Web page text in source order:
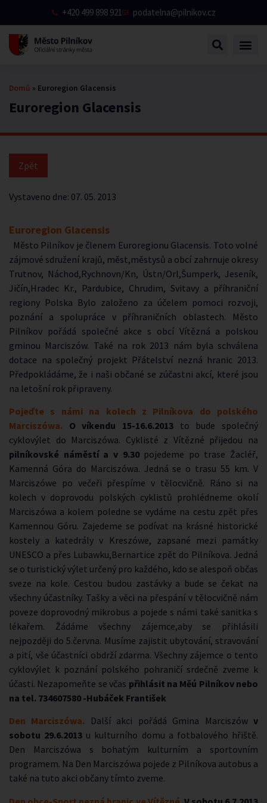
+420 499 898 921 podatelna@pilnikov.cz
Euroregion Glacensis
Domů » Euroregion Glacensis
Vystaveno dne: 07. 05. 2013
Euroregion Glacensis
Město Pilníkov je členem Euroregionu Glacensis. Toto volné
zájmové sdružení krajů, měst,městysů a obcí zahrnuje okresy
Trutnov, Náchod,Rychnovn/Kn, Ústn/Orl,Šumperk, Jeseník,
Jičín,Hradec Kr., Pardubice, Chrudim, Svitavy a příhraniční
regiony Polska Bylo založeno za účelem pomoci rozvoji,
poznání a spolupráce v příhraničních oblastech. Město
Pilníkov pořádá společné akce s obcí Vítězná a polskou
gminou Marciszów. Také na rok 2013 nám byla schválena
dotace na společný projekt Přátelství nezná hranic 2013.
Předpokládáme, že i naši občané se zúčastni akcí, které jsou
na letošní rok připraveny.
Pojeďte s námi na kolech z Pilníkova do polského
Marciszówa. O víkendu 15-16.6.2013 to bude společný
cyklovýlet do Marciszówa. Cyklisté z Vítězné přijedou na
pilníkovské náměstí a v 9.30pojedeme po trase Žacléř,
Kamenná Góra do Marciszówa. Jedná se o trasu 55 km. V
Marciszówe po večeři přespíme v tělocvičně. Ráno si na
kolech v doprovodu polských cyklistů prohlédneme okolí
Marciszówa a kolem poledne se vydáme na cestu zpět přes
Kamennou Góru. Zajedeme se podívat na krásné historické
kostely a katedrály v Kreszówe, zapsané mezi památky
UNESCO a přes Lubawku,Bernartice zpět do Pilníkova. Jedná
se o turistický výlet určený pro každého, kdo se alespoň občas
sveze na kole. Cestou budou zastávky a bude se čekat na
všechny účastníky. Tašky a věci na přespání v tělocvičně nám
poveze doprovodný mikrobus a pojede s námi také sanitka s
lékařem. Žádáme všechny zájemce,aby se přihlásili
nejpozději do 5.června. Musíme zajistit ubytování, stravování
a pití, vše účastníci obdrží zdarma. Všechny zájemce o tento
cyklovýlet k poznání polského pohraničí srdečně zveme k
účasti. Nezapomeňte se včas přihlásit na Měú Pilníkov nebo
na tel. 734607580 -Hubáček František
Den Marciszówa.
Další akci pořádá Gmina Marciszówv
sobotu 29.6.2013 u kulturního domu a fotbalového hřiště.
Den Marciszówa s bohatým kulturním a sportovním
programem. Na Den Marciszówa pojede z Pilníkova autobus a
také na tuto akci občany tímto zveme.